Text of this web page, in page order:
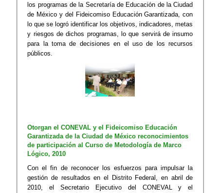
los programas de la Secretaría de Educación de la Ciudad
de México y del Fideicomiso Educación Garantizada, con
lo que se logró identificar los objetivos, indicadores, metas
y riesgos de dichos programas, lo que servirá de insumo
para la toma de decisiones en el uso de los recursos
públicos.
Otorgan el CONEVAL y el Fideicomiso Educación
Garantizada de la Ciudad de México reconocimientos
de participación al Curso de Metodología de Marco
Lógico, 2010
Con el fin de reconocer los esfuerzos para impulsar la
gestión de resultados en el Distrito Federal, en abril de
2010, el Secretario Ejecutivo del CONEVAL y el